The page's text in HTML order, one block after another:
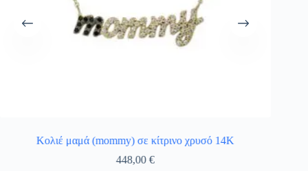
Κολιέ μαμά (mommy) σε κίτρινο χρυσό 14Κ
448,00€